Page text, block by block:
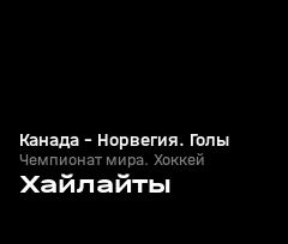
Канада - Норвегия. Голы
Чемпионат мира. Хоккей
Хайлайты
01 июн, 00:11